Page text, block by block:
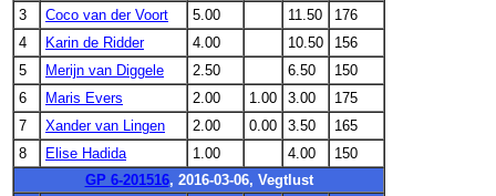
3
Coco van der Voort 5.00 11.50
176
4
Karin de Ridder 4.00 10.50
156
5
Merijn van Diggele 2.50 6.50
150
6
Maris Evers 2.00 1.00 3.00
175
7
Xander van Lingen 2.00 0.00 3.50
165
8
Elise Hadida 1.00 4.00
150
GP 6-201516, 2016-03-06, Vegtlust